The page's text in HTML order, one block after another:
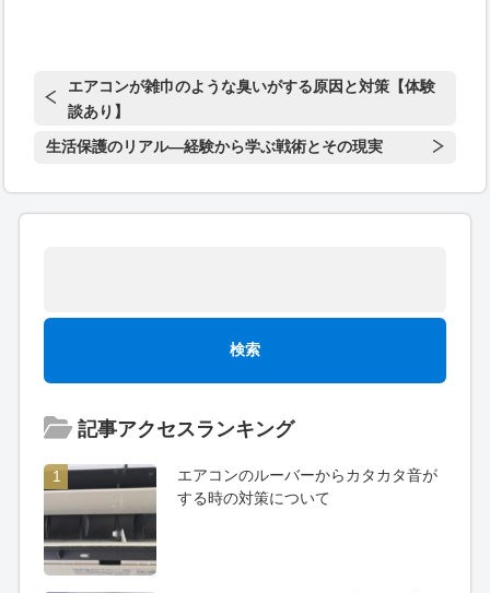
エアコンが雑巾のような臭いがする原因と対策【体験
談あり】
生活保護のリアル―経験から学ぶ戦術とその現実
記事アクセスランキング
1
エアコンのルーバーからカタカタ音が
する時の対策について